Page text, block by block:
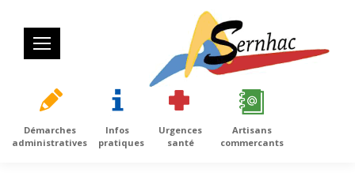
Démarches
administratives
Infos
pratiques
Urgences
santé
Artisans
commercants